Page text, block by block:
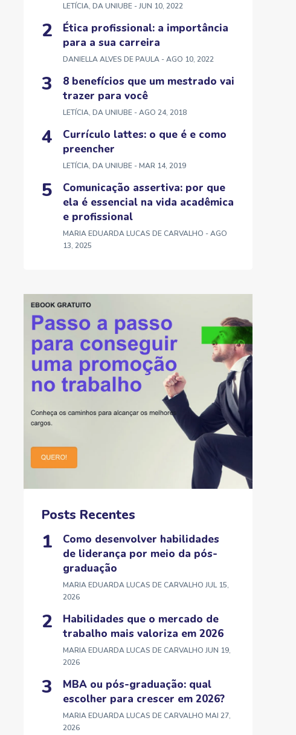
LETÍCIA, DA UNIUBE- JUN 10, 2022
Ética profissional: a importância
para a sua carreira
DANIELLA ALVES DE PAULA- AGO 10, 2022
8 benefícios que um mestrado vai
trazer para você
LETÍCIA, DA UNIUBE- AGO 24, 2018
Currículo lattes: o que é e como
preencher
LETÍCIA, DA UNIUBE- MAR 14, 2019
Comunicação assertiva: por que
ela é essencial na vida acadêmica
e profissional
MARIA EDUARDA LUCAS DE CARVALHO - AGO
13, 2025
Posts Recentes
Como desenvolver habilidades
de liderança por meio da pós-
graduação
MARIA EDUARDA LUCAS DE CARVALHO JUL 15,
2026
Habilidades que o mercado de
trabalho mais valoriza em 2026
MARIA EDUARDA LUCAS DE CARVALHO JUN 19,
2026
MBA ou pós-graduação: qual
escolher para crescer em 2026?
MARIA EDUARDA LUCAS DE CARVALHO MAI 27,
2026